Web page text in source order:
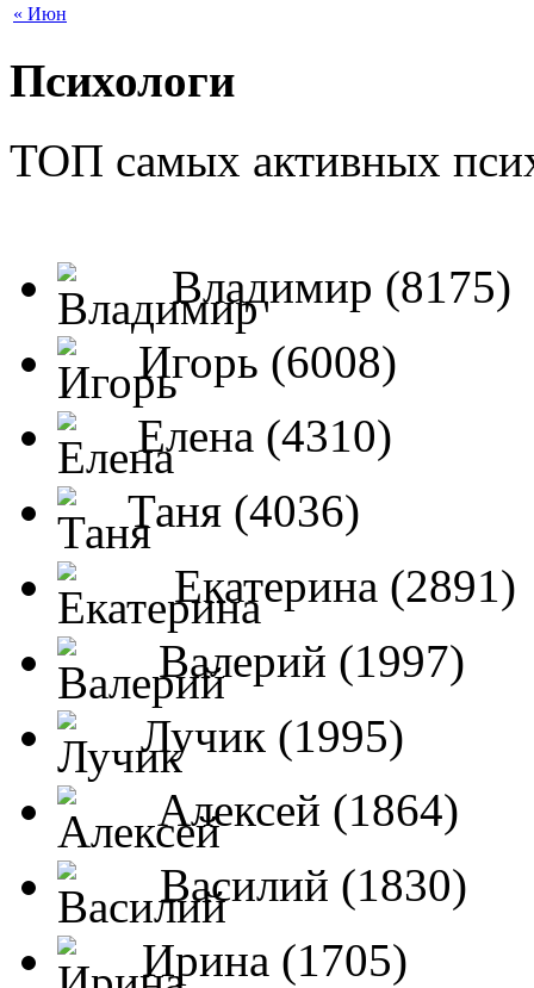
« Июн
Психологи
ТОП самых активных
Владимир (8175)
Игорь (6008)
Елена (4310)
Таня (4036)
Екатерина (2891)
Валерий (1997)
Лучик (1995)
Алексей (1864)
Василий (1830)
Ирина (1705)